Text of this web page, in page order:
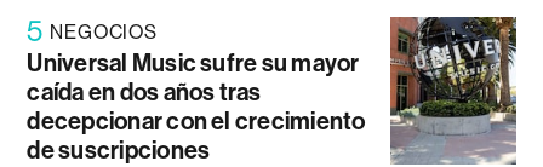
5 NEGOCIOS
Universal Music sufre su mayor
caída en dos años tras
decepcionar con el crecimiento
de suscripciones